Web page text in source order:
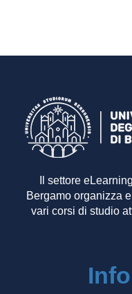
Il settore
Bergamo organizza
vari corsi di studio